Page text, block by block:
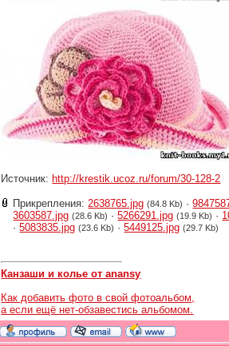
Источник: http://krestik.ucoz.ru/forum/30-128-2
Прикрепления: 2638765.jpg (84.8 Kb) ·
3603587.jpg (28.6 Kb) ·5266291.jpg (19.9 Kb) ·
·5083835.jpg (23.6 Kb) ·5449125.jpg (29.7 Kb)
Канзаши и колье от anansy
Как добавить фото в свой фотоальбом,
а если ещё нет-обзавестись альбомом.